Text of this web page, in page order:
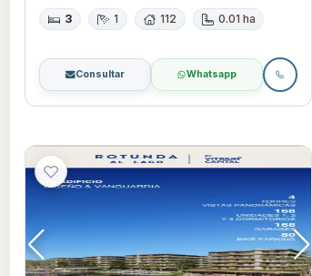
3 1 112 0.01 ha
Consultar Whatsapp